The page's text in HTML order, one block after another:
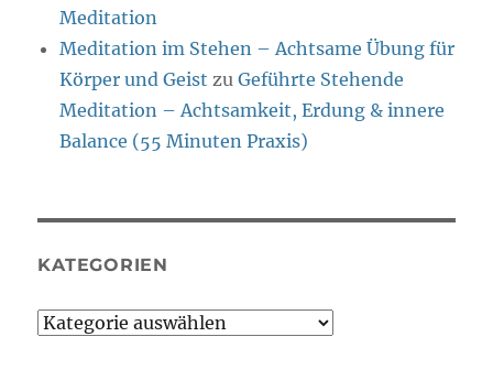
Meditation
Meditation im Stehen – Achtsame Übung für
Körper und Geist zuGeführte Stehende
Meditation – Achtsamkeit, Erdung & innere
Balance (55 Minuten Praxis)
KATEGORIEN
Kategorien